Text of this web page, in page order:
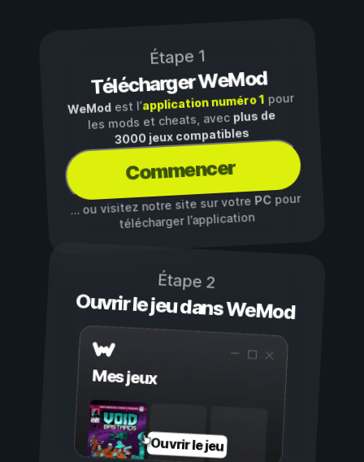
Étape 1
Télécharger WeMod
WeModest l’application numéro 1pour
les mods et cheats, avec plus de
3000 jeux compatibles
Commencer
… ou visitez notre site sur votre PCpour
télécharger l’application
Étape 2
Ouvrir le jeu dans WeMod
Mes jeux
Ouvrir le jeu